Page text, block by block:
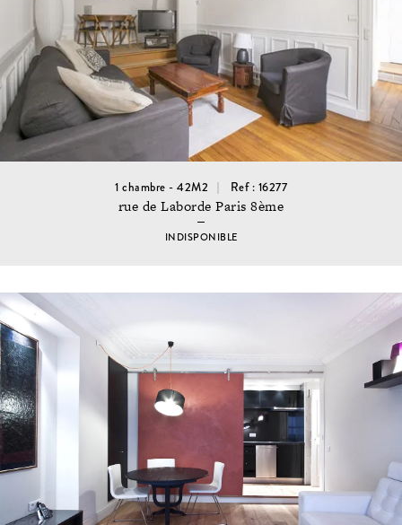
1 chambre - 42M2 Ref : 16277
rue de Laborde Paris 8ème
INDISPONIBLE